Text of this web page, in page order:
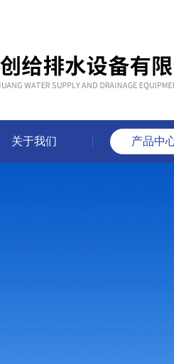
关于我们 产品中